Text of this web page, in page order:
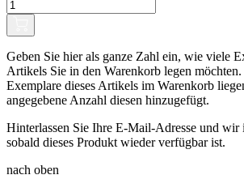
Geben Sie hier als ganze Zahl ein, wie viele
Artikels Sie in den Warenkorb legen
Exemplare dieses Artikels im Warenkorb
angegebene Anzahl diesen hinzugefügt.
Hinterlassen Sie Ihre E-Mail-Adresse und wir
sobald dieses Produkt wieder verfügbar ist.
nach oben